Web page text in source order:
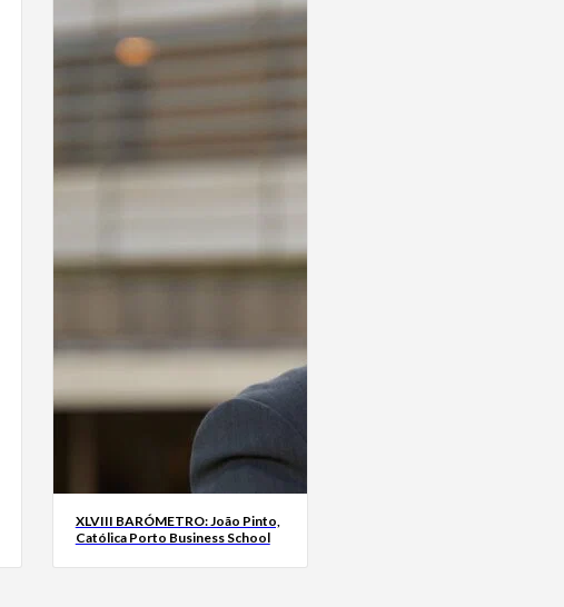
XLVIII BARÓMETRO: João Pinto,
Católica Porto Business School